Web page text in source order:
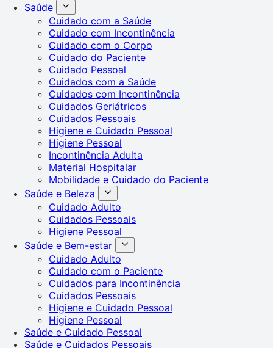
Saúde
Cuidado com a Saúde
Cuidado com Incontinência
Cuidado com o Corpo
Cuidado do Paciente
Cuidado Pessoal
Cuidados com a Saúde
Cuidados com Incontinência
Cuidados Geriátricos
Cuidados Pessoais
Higiene e Cuidado Pessoal
Higiene Pessoal
Incontinência Adulta
Material Hospitalar
Mobilidade e Cuidado do Paciente
Saúde e Beleza
Cuidado Adulto
Cuidados Pessoais
Higiene Pessoal
Saúde e Bem-estar
Cuidado Adulto
Cuidado com o Paciente
Cuidados para Incontinência
Cuidados Pessoais
Higiene e Cuidado Pessoal
Higiene Pessoal
Saúde e Cuidado Pessoal
Saúde e Cuidados Pessoais